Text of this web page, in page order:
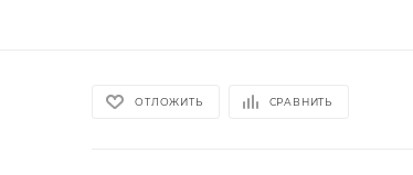
ОТЛОЖИТЬ СРАВНИТЬ